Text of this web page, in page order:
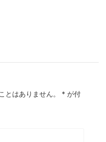
とはありません。 * が付